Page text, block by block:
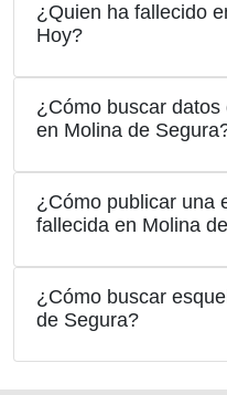
¿Quien ha fallecido
Hoy?
¿Cómo buscar
en Molina de
¿Cómo publicar una
fallecida en Molina
¿Cómo buscar
de Segura?